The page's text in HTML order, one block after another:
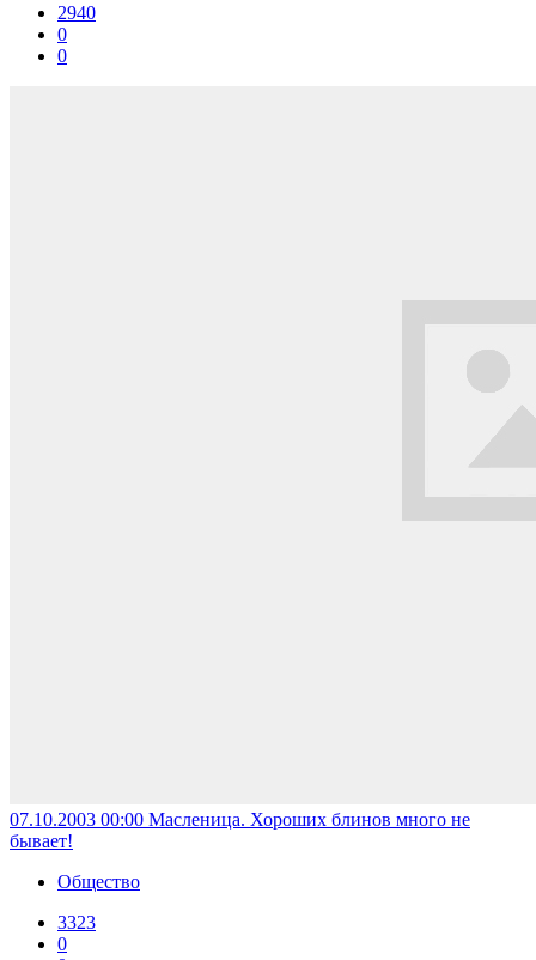
2940
0
0
07.10.2003 00:00 Масленица. Хороших блинов много не
бывает!
Общество
3323
0